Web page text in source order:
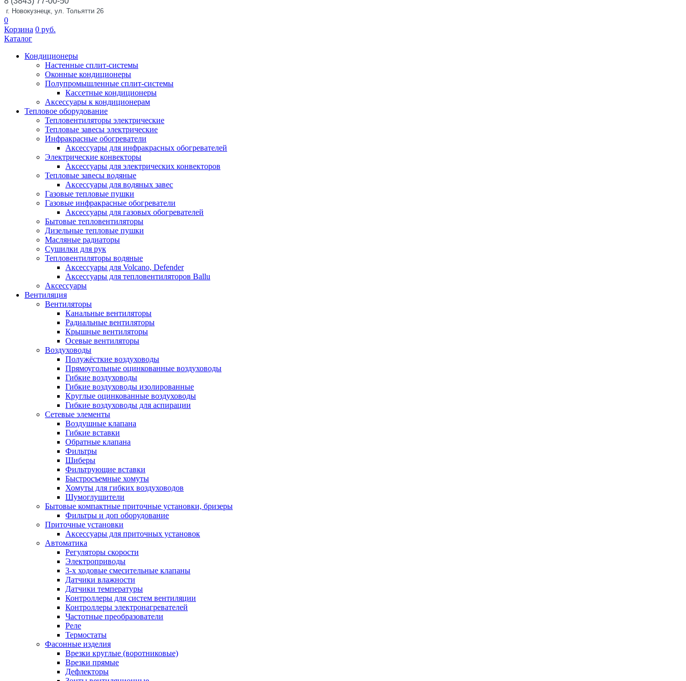
г. Новокузнецк, ул. Тольятти 26
0
Корзина 0 руб.
Каталог
Кондиционеры
Настенные сплит-системы
Оконные кондиционеры
Полупромышленные сплит-системы
Кассетные кондиционеры
Аксессуары к кондиционерам
Тепловое оборудование
Тепловентиляторы электрические
Тепловые завесы электрические
Инфракрасные обогреватели
Аксессуары для инфракрасных обогревателей
Электрические конвекторы
Аксессуары для электрических конвекторов
Тепловые завесы водяные
Аксессуары для водяных завес
Газовые тепловые пушки
Газовые инфракрасные обогреватели
Аксессуары для газовых обогревателей
Бытовые тепловентиляторы
Дизельные тепловые пушки
Масляные радиаторы
Сушилки для рук
Тепловентиляторы водяные
Аксессуары для Volcano, Defender
Аксессуары для тепловентиляторов Ballu
Аксессуары
Вентиляция
Вентиляторы
Канальные вентиляторы
Радиальные вентиляторы
Крышные вентиляторы
Осевые вентиляторы
Воздуховоды
Полужёсткие воздуховоды
Прямоугольные оцинкованные воздуховоды
Гибкие воздуховоды
Гибкие воздуховоды изолированные
Круглые оцинкованные воздуховоды
Гибкие воздуховоды для аспирации
Сетевые элементы
Воздушные клапана
Гибкие вставки
Обратные клапана
Фильтры
Шиберы
Фильтрующие вставки
Быстросъемные хомуты
Хомуты для гибких воздуховодов
Шумоглушители
Бытовые компактные приточные установки, бризеры
Фильтры и доп оборудование
Приточные установки
Аксессуары для приточных установок
Автоматика
Регуляторы скорости
Электроприводы
3-х ходовые смесительные клапаны
Датчики влажности
Датчики температуры
Контроллеры для систем вентиляции
Контроллеры электронагревателей
Частотные преобразователи
Реле
Термостаты
Фасонные изделия
Врезки круглые (воротниковые)
Врезки прямые
Дефлекторы